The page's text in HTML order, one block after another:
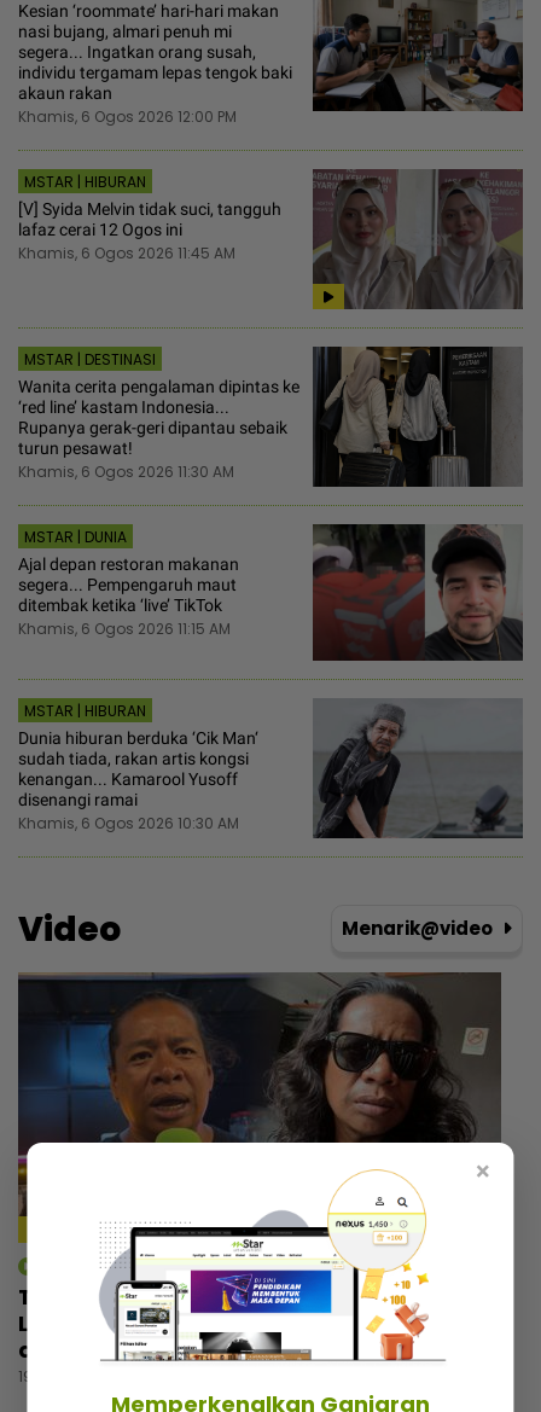
Kesian ‘roommate’ hari-hari makan
nasi bujang, almari penuh mi
segera... Ingatkan orang susah,
individu tergamam lepas tengok baki
akaun rakan
Khamis, 6 Ogos 2026 12:00 PM
MSTAR | HIBURAN
[V] Syida Melvin tidak suci, tangguh
lafaz cerai 12 Ogos ini
Khamis, 6 Ogos 2026 11:45 AM
MSTAR | DESTINASI
Wanita cerita pengalaman dipintas ke
‘red line’ kastam Indonesia...
Rupanya gerak-geri dipantau sebaik
turun pesawat!
Khamis, 6 Ogos 2026 11:30 AM
MSTAR | DUNIA
Ajal depan restoran makanan
segera... Pempengaruh maut
ditembak ketika ‘live’ TikTok
Khamis, 6 Ogos 2026 11:15 AM
MSTAR | HIBURAN
Dunia hiburan berduka ‘Cik Man‘
sudah tiada, rakan artis kongsi
kenangan... Kamarool Yusoff
disenangi ramai
Khamis, 6 Ogos 2026 10:30 AM
Video Menarik@video
mStar | Hiburan
Tebalkan muka jual air kopi, Man Raja
Lawak cemburu bila tengok pelawak lain
ada perniagaan
19 jam lalu
×
Memperkenalkan Ganjaran